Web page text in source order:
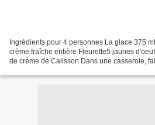
Ingrédients pour 4 personnes La glace 375
crème fraîche entière Fleurette5 jaunes
de crème de Calisson Dans une casserole,